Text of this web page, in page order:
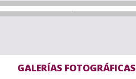
GALERÍAS FOTOGRÁFICAS